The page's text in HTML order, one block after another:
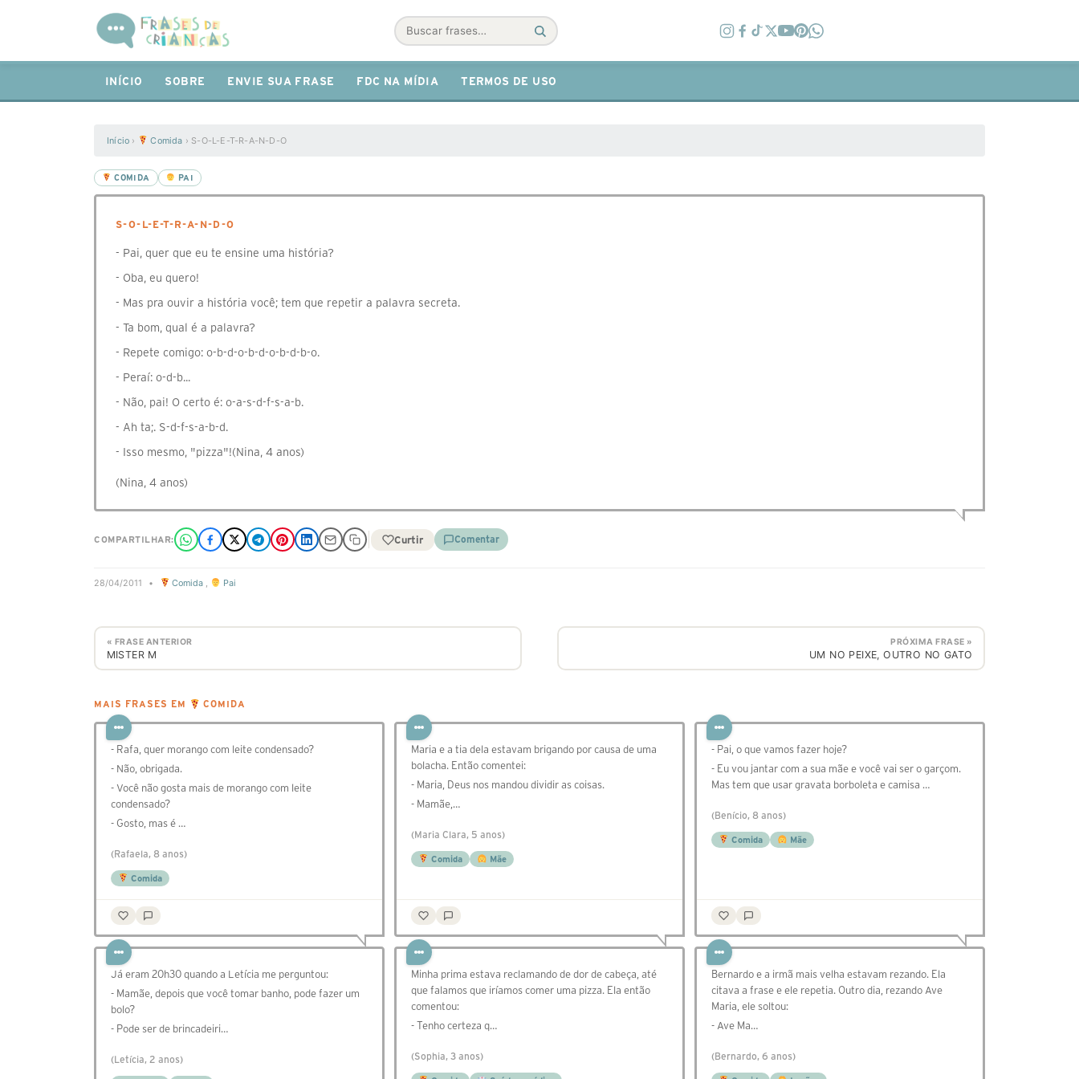
Buscar
INÍCIO SOBRE ENVIE SUA FRASE FDC NA MÍDIA TERMOS DE USO
Início › Comida › S-O-L-E-T-R-A-N-D-O
COMIDA PAI
S-O-L-E-T-R-A-N-D-O
- Pai, quer que eu te ensine uma história?
- Oba, eu quero!
- Mas pra ouvir a história você; tem que repetir a palavra secreta.
- Ta bom, qual é a palavra?
- Repete comigo: o-b-d-o-b-d-o-b-d-b-o.
- Peraí: o-d-b...
- Não, pai! O certo é: o-a-s-d-f-s-a-b.
- Ah ta;. S-d-f-s-a-b-d.
- Isso mesmo, "pizza"!(Nina, 4 anos)
(Nina, 4 anos)
COMPARTILHAR: Curtir Comentar
28/04/2011 • Comida , Pai
« FRASE ANTERIOR
MISTER M
PRÓXIMA FRASE »
UM NO PEIXE, OUTRO NO GATO
MAIS FRASES EM COMIDA
- Rafa, quer morango com leite condensado?
- Não, obrigada.
- Você não gosta mais de morango com leite
condensado?
- Gosto, mas é …
(Rafaela, 8 anos)
Comida
Maria e a tia dela estavam brigando por causa de uma
bolacha. Então comentei:
- Maria, Deus nos mandou dividir as coisas.
- Mamãe,…
(Maria Clara, 5 anos)
Comida Mãe
- Pai, o que vamos fazer hoje?
- Eu vou jantar com a sua mãe e você vai ser o garçom.
Mas tem que usar gravata borboleta e camisa …
(Benício, 8 anos)
Comida Mãe
Já eram 20h30 quando a Letícia me perguntou:
- Mamãe, depois que você tomar banho, pode fazer um
bolo?
- Pode ser de brincadeiri…
(Letícia, 2 anos)
Minha prima estava reclamando de dor de cabeça, até
que falamos que iríamos comer uma pizza. Ela então
comentou:
- Tenho certeza q…
(Sophia, 3 anos)
Bernardo e a irmã mais velha estavam rezando. Ela
citava a frase e ele repetia. Outro dia, rezando Ave
Maria, ele soltou:
- Ave Ma…
(Bernardo, 6 anos)